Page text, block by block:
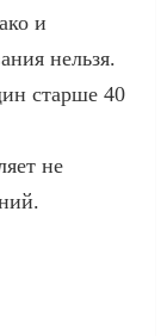
и
нельзя.
старше 40
не